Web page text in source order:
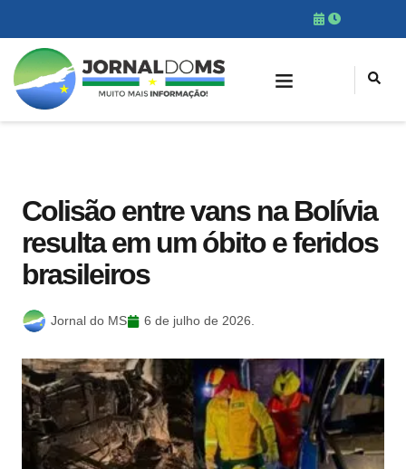
Colisão entre vans na Bolívia
resulta em um óbito e feridos
brasileiros
Jornal do MS 6 de julho de 2026.